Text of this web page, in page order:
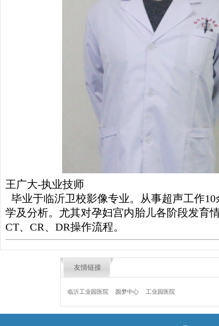
王广大-执业技师
毕业于临沂卫校影像专业。从事超声工作
学及分析。尤其对孕妇宫内胎儿各阶段发育
CT、CR、DR操作流程。
友情链接
临沂工业园医院 圆梦中心 工业园医院